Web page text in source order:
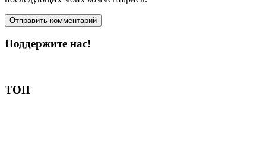
Поддержите нас!
ТОП